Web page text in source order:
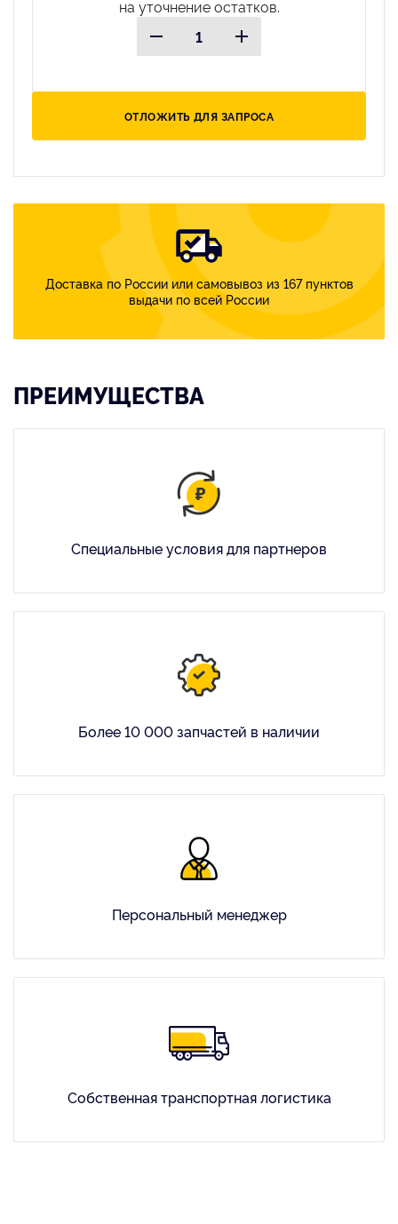
на уточнение остатков.
ОТЛОЖИТЬ ДЛЯ ЗАПРОСА
Доставка по России или самовывоз из 167 пунктов
выдачи по всей России
ПРЕИМУЩЕСТВА
Специальные условия для партнеров
Более 10 000 запчастей в наличии
Персональный менеджер
Собственная транспортная логистика